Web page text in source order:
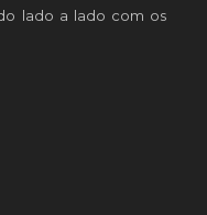
lado a lado com os